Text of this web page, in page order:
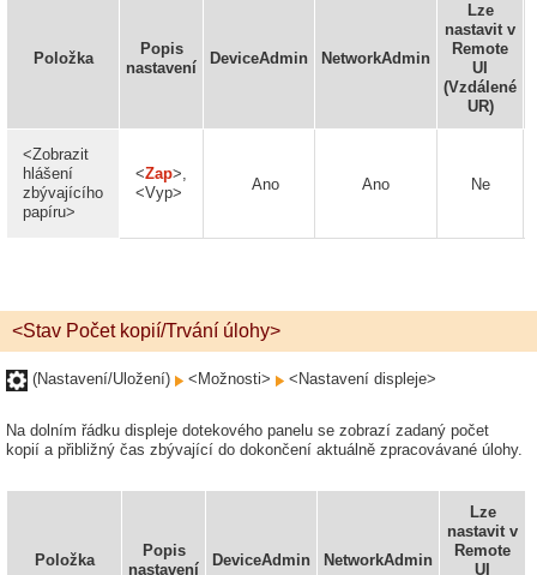
Položka
Popis
nastavení
DeviceAdmin NetworkAdmin
Lze
nastavit v
Remote
UI
(Vzdálené
UR)
<Zobrazit
hlášení
zbývajícího
papíru>
<Zap>,
<Vyp>
Ano Ano Ne
<Stav Počet kopií/Trvání úlohy>
(Nastavení/Uložení) <Možnosti> <Nastavení displeje>
Na dolním řádku displeje dotekového panelu se zobrazí zadaný počet
kopií a přibližný čas zbývající do dokončení aktuálně zpracovávané úlohy.
Položka
Popis
nastavení
DeviceAdmin NetworkAdmin
Lze
nastavit v
Remote
UI